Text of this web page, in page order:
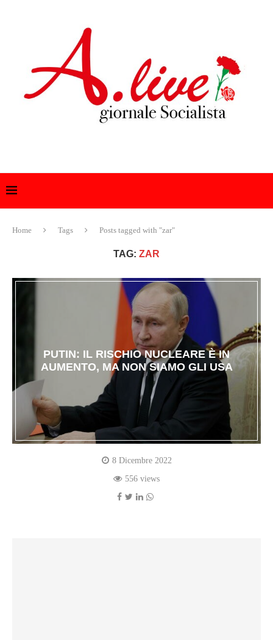
Home Tags Posts tagged with "zar"
TAG: ZAR
PUTIN: IL RISCHIO NUCLEARE È IN
AUMENTO, MA NON SIAMO GLI USA
8 Dicembre 2022
556 views